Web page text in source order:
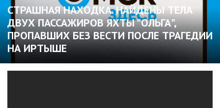
СТРАШНАЯ НАХОДКА. НАЙДЕНЫ ТЕЛА
ДВУХ ПАССАЖИРОВ ЯХТЫ "ОЛЬГА",
ПРОПАВШИХ БЕЗ ВЕСТИ ПОСЛЕ ТРАГЕДИИ
НА ИРТЫШЕ